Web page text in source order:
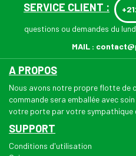
SERVICE CLIENT :
questions ou demandes du
MAIL :
A PROPOS
Nous avons notre propre flotte de
commande sera emballée avec
votre porte par votre sympathique
SUPPORT
Conditions d'utilisation